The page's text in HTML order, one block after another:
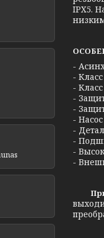
IPX5.
-
-
-
-
-
-
-
-
-
-